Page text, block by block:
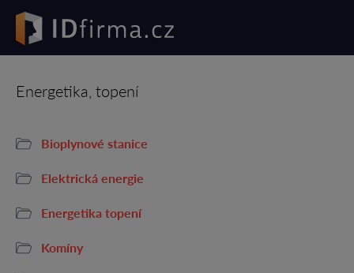
Energetika, topení
Bioplynové stanice
Elektrická energie
Energetika topení
Komíny